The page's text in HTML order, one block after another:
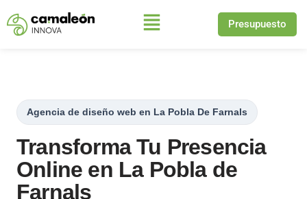
Saltar
Presupuesto
Agencia de diseño web en La Pobla De Farnals
Transforma Tu Presencia
Online en La Pobla de
Farnals